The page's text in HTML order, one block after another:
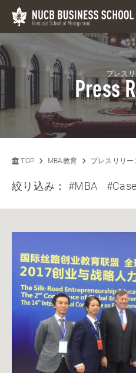
プレス
Press
TOP MBA教育 プレスリリー
絞り込み：#MBA #Case